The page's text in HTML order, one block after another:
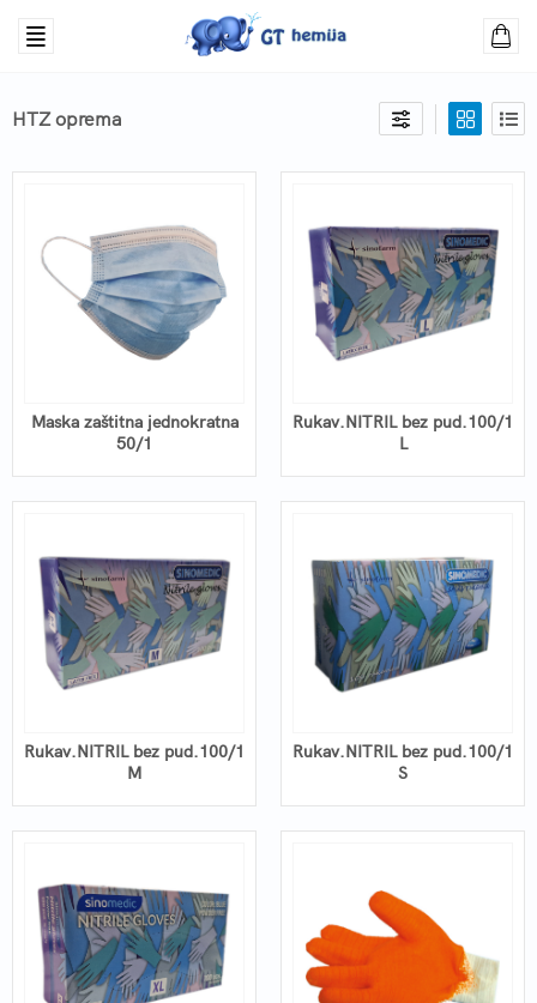
HTZ oprema
Maska zaštitna jednokratna
50/1
Rukav.NITRIL bez pud.100/1
L
Rukav.NITRIL bez pud.100/1
M
Rukav.NITRIL bez pud.100/1
S